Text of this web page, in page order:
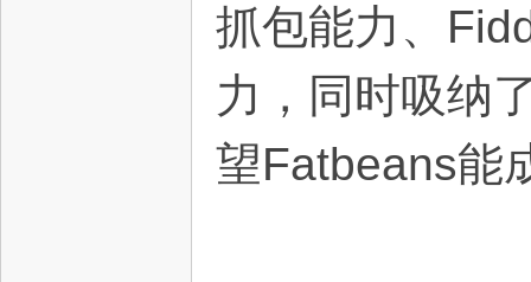
抓包能力、
力，同时吸纳
望Fatbeans能